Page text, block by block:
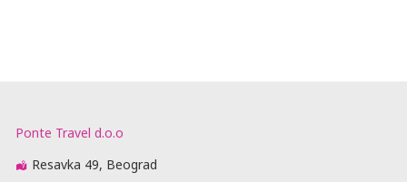
Ponte Travel d.o.o
Resavka 49, Beograd